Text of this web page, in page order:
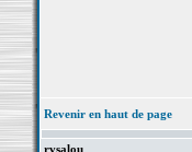
Revenir en haut de page
rvsalou